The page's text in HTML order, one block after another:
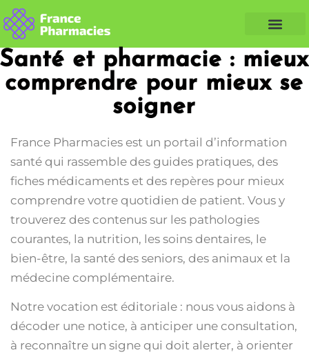
Santé et pharmacie : mieux
comprendre pour mieux se
soigner
France Pharmacies est un portail d’information
santé qui rassemble des guides pratiques, des
fiches médicaments et des repères pour mieux
comprendre votre quotidien de patient. Vous y
trouverez des contenus sur les pathologies
courantes, la nutrition, les soins dentaires, le
bien-être, la santé des seniors, des animaux et la
médecine complémentaire.
Notre vocation est éditoriale : nous vous aidons à
décoder une notice, à anticiper une consultation,
à reconnaître un signe qui doit alerter, à orienter